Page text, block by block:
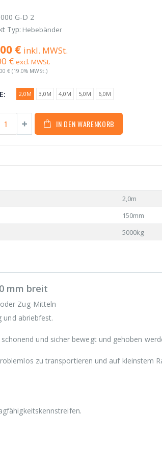
G-D 2
Typ: Hebebänder
€ inkl. MWSt.
€ excl. MWSt.
€ (19.0% MWSt.)
2,0M 3,0M 4,0M 5,0M 6,0M
IN DEN WARENKORB
2,0m
150mm
5000kg
mm breit
Zug-Mitteln
und abriebfest.
und sicher bewegt und gehoben
zu transportieren und auf kleinstem